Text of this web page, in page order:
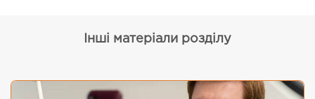
Інші матеріали розділу